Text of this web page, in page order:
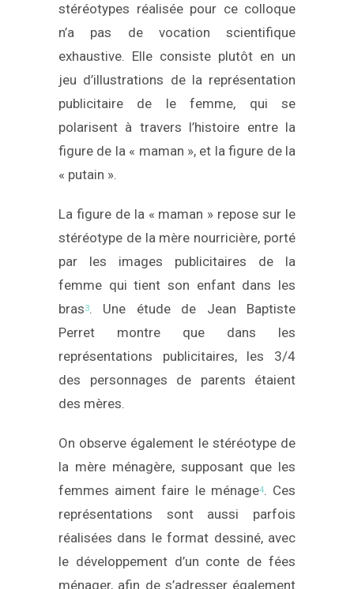
stéréotypes réalisée pour ce colloque
n’a pas de vocation scientifique
exhaustive. Elle consiste plutôt en un
jeu d’illustrations de la représentation
publicitaire de le femme, qui se
polarisent à travers l’histoire entre la
figure de la « maman », et la figure de la
« putain ».
La figure de la « maman » repose sur le
stéréotype de la mère nourricière, porté
par les images publicitaires de la
femme qui tient son enfant dans les
bras3. Une étude de Jean Baptiste
Perret montre que dans les
représentations publicitaires, les 3/4
des personnages de parents étaient
des mères.
On observe également le stéréotype de
la mère ménagère, supposant que les
femmes aiment faire le ménage4. Ces
représentations sont aussi parfois
réalisées dans le format dessiné, avec
le développement d’un conte de fées
ménager, afin de s’adresser également